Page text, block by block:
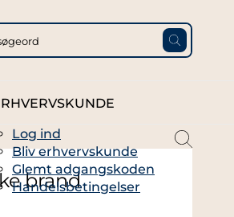
Log ind
Bliv erhvervskunde
Glemt adgangskoden
Handelsbetingelser
brand